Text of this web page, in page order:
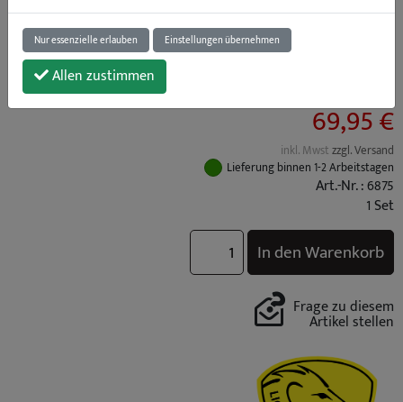
69,95 €
inkl. Mwstzzgl. Versand
Lieferung binnen 1-2 Arbeitstagen
Art.-Nr. : 6875
1 Set
In den Warenkorb
Frage zu diesem
Artikel stellen
Nur essenzielle erlauben Einstellungen übernehmen
Allen zustimmen